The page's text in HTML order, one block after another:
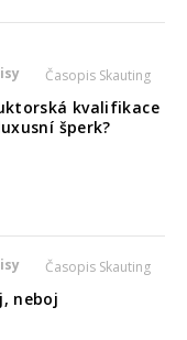
Časopis Skauting
kvalifikace
šperk?
Časopis Skauting
neboj